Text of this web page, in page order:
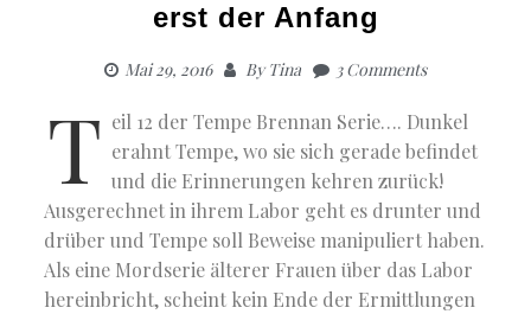
erst der Anfang
Mai 29, 2016 ByTina 3 Comments
T eil 12 der Tempe Brennan Serie…. Dunkel
erahnt Tempe, wo sie sich gerade befindet
und die Erinnerungen kehren zurück!
Ausgerechnet in ihrem Labor geht es drunter und
drüber und Tempe soll Beweise manipuliert haben.
Als eine Mordserie älterer Frauen über das Labor
hereinbricht, scheint kein Ende der Ermittlungen